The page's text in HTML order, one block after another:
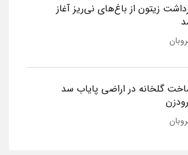
زیتون از باغ‌های نی‌ریز آغاز
گلخانه در اراضی پایاب سد